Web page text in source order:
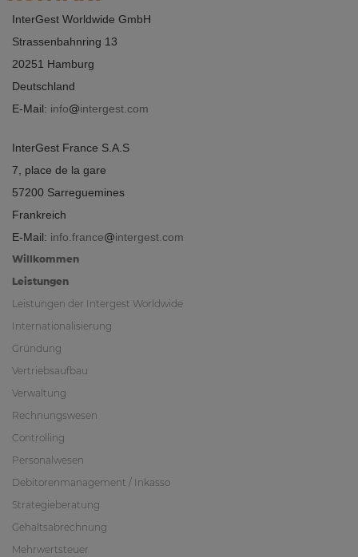
InterGest Worldwide GmbH
Strassenbahnring 13
20251 Hamburg
Deutschland
E-Mail: info intergest.com
InterGest France S.A.S
7, place de la gare
57200 Sarreguemines
Frankreich
E-Mail: info.france intergest.com
Willkommen
Leistungen
Leistungen der Intergest Worldwide
Internationalisierung
Gründung
Vertriebsaufbau
Verwaltung
Rechnungswesen
Controlling
Personalwesen
Debitorenmanagement / Inkasso
Strategieberatung
Gehaltsabrechnung
Mehrwertsteuer